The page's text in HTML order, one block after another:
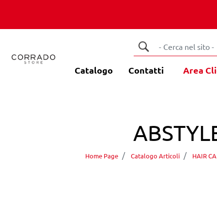
Catalogo Contatti Area
Home Page Catalogo Articoli HAIR